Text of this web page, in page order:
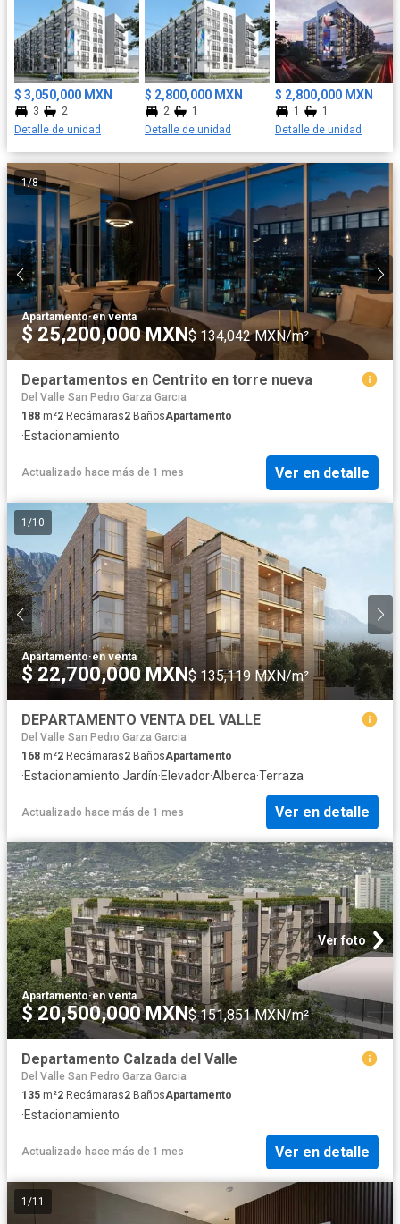
Áreas jardinadas con juegos infantiles • Zona recreativa al aire
libre • Roof gardens semi cubiertos con asador, barra, firepit,
bancas, islas verdes y sanitarios • Sala de juegos Pensado
también para tus necesidades diarias: • Estacionamiento para 30
bicicletas • Área de aseo para mascotas Alma Tepeyac no es
solo un desarrollo, es un espacio integral para vivir con libertad y
plenitud en el corazón de la Ciudad de México.
$ 3,050,000 MXN
3
2
Detalle de unidad
$ 2,800,000 MXN
2
1
Detalle de unidad
$ 2,800,000 MXN
1
1
Detalle de unidad
1/8
Apartamento·en venta
$ 25,200,000 MXN $ 134,042 MXN/m²
Departamentos en Centrito en torre nueva
Del Valle San Pedro Garza Garcia
188 m²2 Recámaras2 BañosApartamento
·Estacionamiento
Actualizado hace más de 1 mes Ver en detalle
1 /10
Apartamento·en venta
$ 22,700,000 MXN$ 135,119 MXN/m²
DEPARTAMENTO VENTA DEL VALLE
Del Valle San Pedro Garza Garcia
168 m²2 Recámaras2 BañosApartamento
·Estacionamiento·Jardín·Elevador·Alberca·Terraza
Actualizado hace más de 1 mes Ver en detalle
Ver foto
Apartamento·en venta
$ 20,500,000 MXN$ 151,851 MXN/m²
Departamento Calzada del Valle
Del Valle San Pedro Garza Garcia
135 m²2 Recámaras2 BañosApartamento
·Estacionamiento
Actualizado hace más de 1 mes Ver en detalle
1 /11